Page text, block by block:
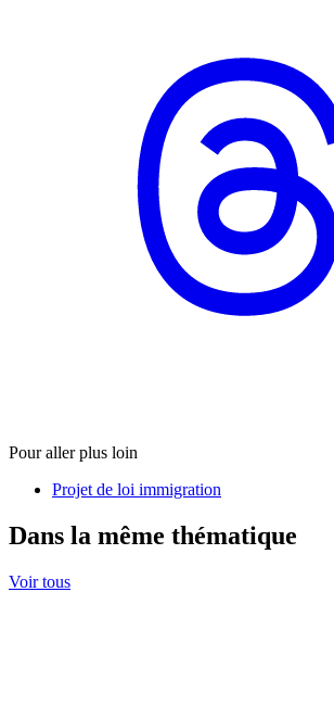
Pour aller plus loin
Projet de loi immigration
Dans la même thématique
Voir tous